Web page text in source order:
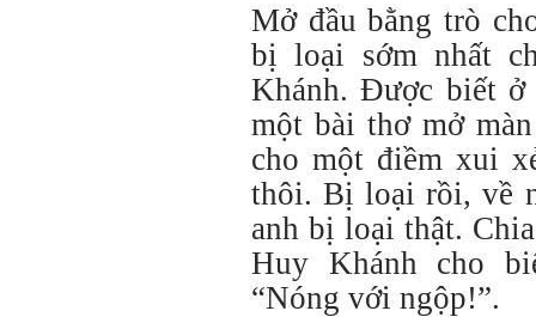
Mở đầu bằng trò
bị loại sớm nhất
Khánh. Được biết ở
một bài thơ mở
cho một điềm xui
thôi. Bị loại rồi, về
anh bị loại thật.
Huy Khánh cho
“Nóng với ngộp!”.